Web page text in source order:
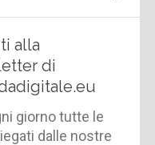
alla
di
giorno tutte le
dalle nostre